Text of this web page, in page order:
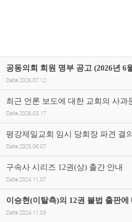
공동의회 회원 명부 공고 (2026년 6
Date 2026.07.12
최근 언론 보도에 대한 교회의 사과
Date 2026.03.17
평강제일교회 임시 당회장 파견 결
Date 2025.06.07
구속사 시리즈 12권(상) 출간 안내
Date 2024.11.07
이승현(이탈측)의 12권 불법 출판
Date 2024.11.03